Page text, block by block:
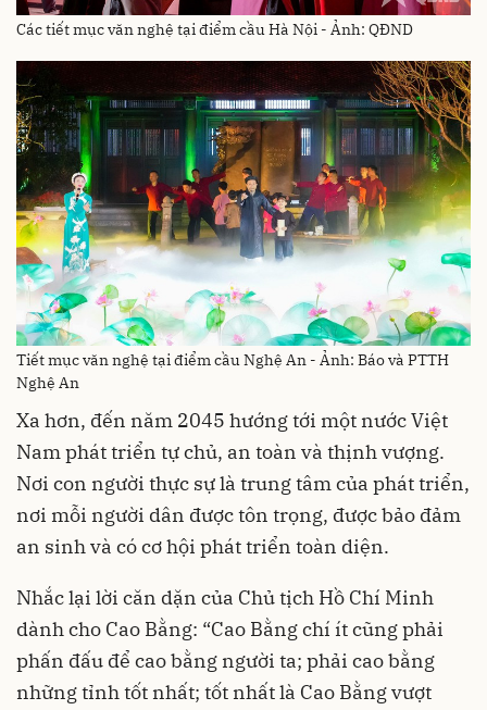
Các tiết mục văn nghệ tại điểm cầu Hà Nội - Ảnh: QĐND
Tiết mục văn nghệ tại điểm cầu Nghệ An - Ảnh: Báo và PTTH
Nghệ An
Xa hơn, đến năm 2045 hướng tới một nước Việt
Nam phát triển tự chủ, an toàn và thịnh vượng.
Nơi con người thực sự là trung tâm của phát triển,
nơi mỗi người dân được tôn trọng, được bảo đảm
an sinh và có cơ hội phát triển toàn diện.
Nhắc lại lời căn dặn của Chủ tịch Hồ Chí Minh
dành cho Cao Bằng: “Cao Bằng chí ít cũng phải
phấn đấu để cao bằng người ta; phải cao bằng
những tỉnh tốt nhất; tốt nhất là Cao Bằng vượt